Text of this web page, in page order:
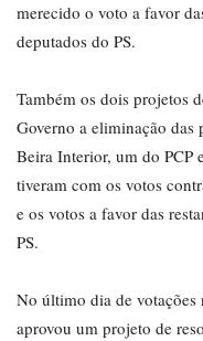
merecido o voto a favor
deputados do PS.
Também os dois projetos
Governo a eliminação
Beira Interior, um do PCP
tiveram com os votos
e os votos a favor das
PS.
No último dia de
aprovou um projeto de